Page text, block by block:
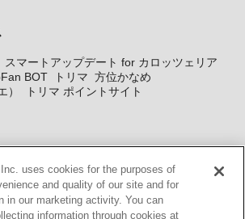
スマートアップデート for カロッツェリア
BOT トリマ 方位かなめ
）
トリマ ポイントサイト
報サービス WEBサイト・システム向け地
け地図開発キット MapFan DB 住所確認
トリマ広告 Geo-Research
uses cookies for the purposes of
and quality of our site and for
in our marketing activity. You can
information through cookies at